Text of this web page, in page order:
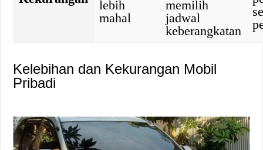
lebih
mahal
memilih
jadwal
keberangkatan
Kelebihan dan Kekurangan Mobil
Pribadi